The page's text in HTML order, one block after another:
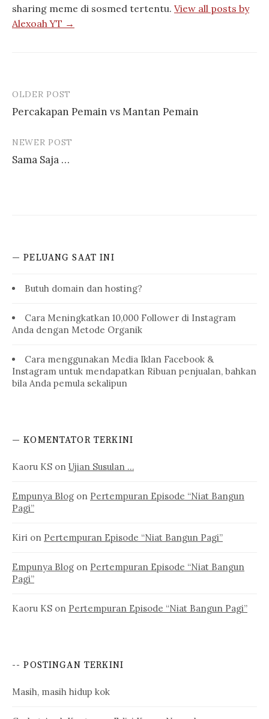
sharing meme di sosmed tertentu. View all posts by
Alexoah YT →
Post
navigation
OLDER POST
Percakapan Pemain vs Mantan Pemain
NEWER POST
Sama Saja …
— PELUANG SAAT INI
Butuh domain dan hosting?
Cara Meningkatkan 10,000 Follower di Instagram
Anda dengan Metode Organik
Cara menggunakan Media Iklan Facebook &
Instagram untuk mendapatkan Ribuan penjualan, bahkan
bila Anda pemula sekalipun
— KOMENTATOR TERKINI
Kaoru KS on Ujian Susulan …
Empunya Blog on Pertempuran Episode “Niat Bangun
Pagi”
Kiri on Pertempuran Episode “Niat Bangun Pagi”
Empunya Blog on Pertempuran Episode “Niat Bangun
Pagi”
Kaoru KS on Pertempuran Episode “Niat Bangun Pagi”
-- POSTINGAN TERKINI
Masih, masih hidup kok